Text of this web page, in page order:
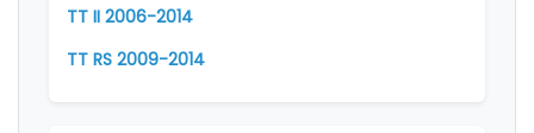
TT II 2006-2014
TT RS 2009-2014